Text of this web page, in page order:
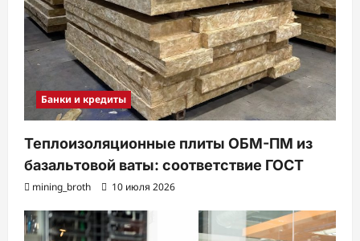
Банки и кредиты
Теплоизоляционные плиты ОБМ-ПМ из
базальтовой ваты: соответствие ГОСТ
mining_broth 10 июля 2026